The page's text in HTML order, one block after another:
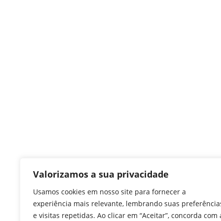
Valorizamos a sua privacidade
Usamos cookies em nosso site para fornecer a
experiência mais relevante, lembrando suas
e visitas repetidas. Ao clicar em “Aceitar”, concorda com